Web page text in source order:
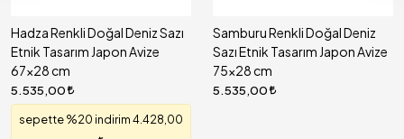
Hadza Renkli Doğal Deniz Sazı
Etnik Tasarım Japon Avize
67x28 cm
5.535,00
sepette %20 indirim 4.428,00
Samburu Renkli Doğal Deniz
Sazı Etnik Tasarım Japon Avize
75x28 cm
5.535,00